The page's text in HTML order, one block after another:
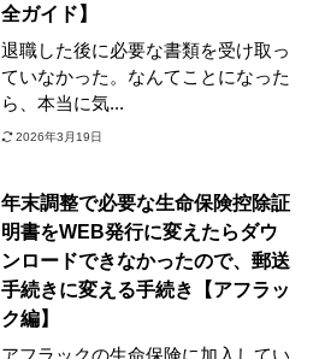
全ガイド】
退職した後に必要な書類を受け取っ
ていなかった。なんてことになった
ら、本当に気...
2026年3月19日
年末調整で必要な生命保険控除証
明書をWEB発行に変えたらダウ
ンロードできなかったので、郵送
手続きに変える手続き【アフラッ
ク編】
アフラックの生命保険に加入してい